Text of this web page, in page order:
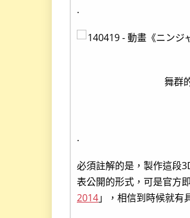
.
舞群
.
必須註解的是，製作這段
表公開的形式，可是官方
2014」，相信到時候就